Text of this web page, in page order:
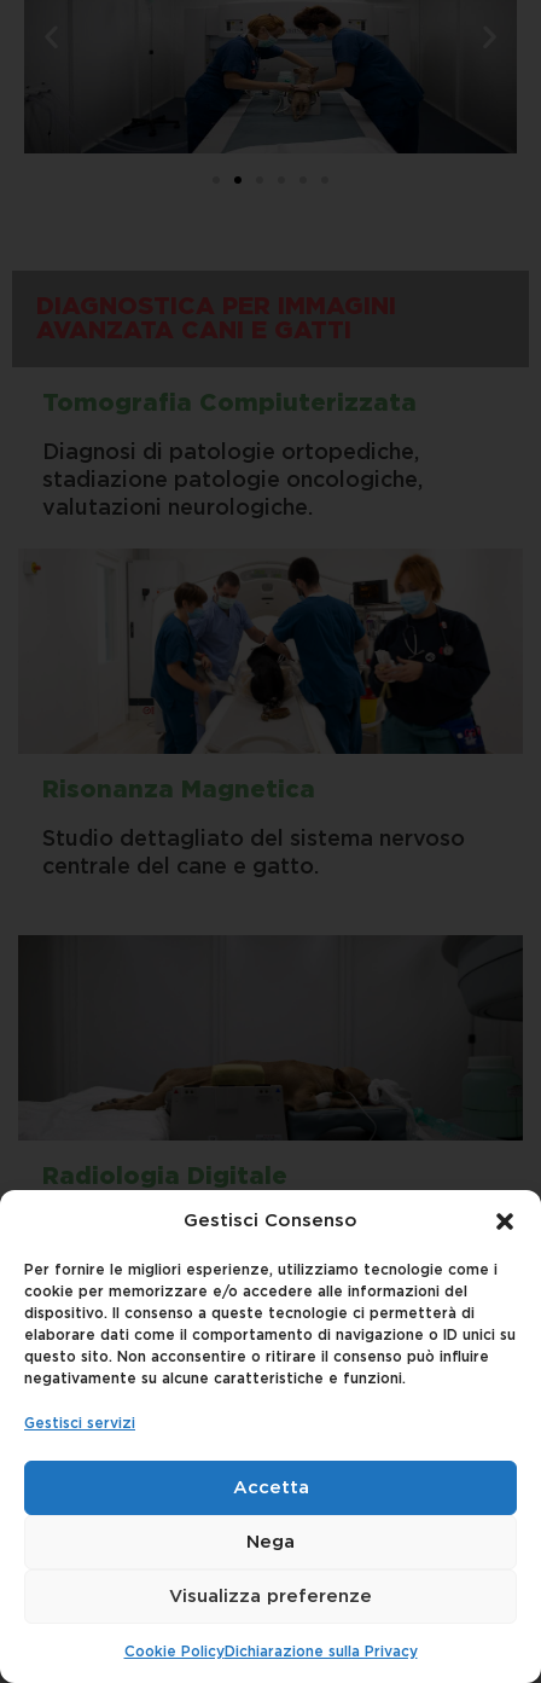
Gestisci Consenso
Per fornire le migliori esperienze, utilizziamo tecnologie come i
cookie per memorizzare e/o accedere alle informazioni del
dispositivo. Il consenso a queste tecnologie ci permetterà di
elaborare dati come il comportamento di navigazione o ID unici su
questo sito. Non acconsentire o ritirare il consenso può influire
negativamente su alcune caratteristiche e funzioni.
Gestisci servizi
Accetta
Nega
Visualizza preferenze
Cookie PolicyDichiarazione sulla Privacy
Tomografia Compiuterizzata
Diagnosi di patologie ortopediche,
stadiazione patologie oncologiche,
valutazioni neurologiche.
Risonanza Magnetica
Studio dettagliato del sistema nervoso
centrale del cane e gatto.
Radiologia Digitale
Indagini in tempo reale.
metodica di diagnostica per immagini avanzata